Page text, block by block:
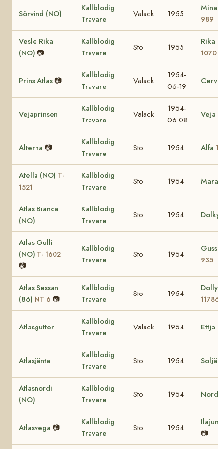
Sörvind (NO)
Kallblodig
Travare
Valack 1955
989
Vesle Rika
(NO) 📷
Kallblodig
Travare
Sto 1955
1070
Prins Atlas 📷
Kallblodig
Travare
Valack
1954-
06-19
Vejaprinsen
Kallblodig
Travare
Valack
1954-
06-08
Veja
Alterna 📷
Kallblodig
Travare
Sto 1954 Alfa
Atella (NO) T-
1521
Kallblodig
Travare
Sto 1954
Atlas Bianca
(NO)
Kallblodig
Travare
Sto 1954
Atlas Gulli
(NO) T- 1602
📷
Kallblodig
Travare
Sto 1954
935
Atlas Sessan
(86) NT 6 📷
Kallblodig
Travare
Sto 1954
Atlasgutten
Kallblodig
Travare
Valack 1954 Ettja
Atlasjänta
Kallblodig
Travare
Sto 1954
Atlasnordi
(NO)
Kallblodig
Travare
Sto 1954
Atlasvega 📷
Kallblodig
Travare
Sto 1954
📷